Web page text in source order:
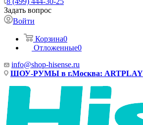
Задать вопрос
Войти
Корзина0
Отложенные0
info@shop-hisense.ru
ШОУ-РУМЫ в г.Москва: